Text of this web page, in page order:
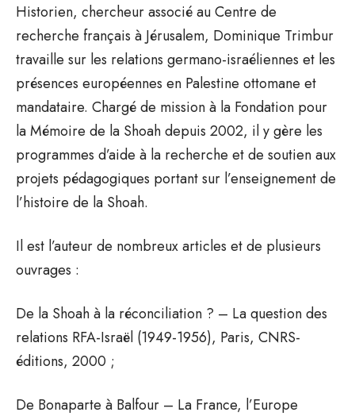
Historien, chercheur associé au Centre de
recherche français à Jérusalem, Dominique Trimbur
travaille sur les relations germano-israéliennes et les
présences européennes en Palestine ottomane et
mandataire. Chargé de mission à la Fondation pour
la Mémoire de la Shoah depuis 2002, il y gère les
programmes d’aide à la recherche et de soutien aux
projets pédagogiques portant sur l’enseignement de
l’histoire de la Shoah.
Il est l’auteur de nombreux articles et de plusieurs
ouvrages :
De la Shoah à la réconciliation ? – La question des
relations RFA-Israël (1949-1956), Paris, CNRS-
éditions, 2000 ;
De Bonaparte à Balfour – La France, l’Europe